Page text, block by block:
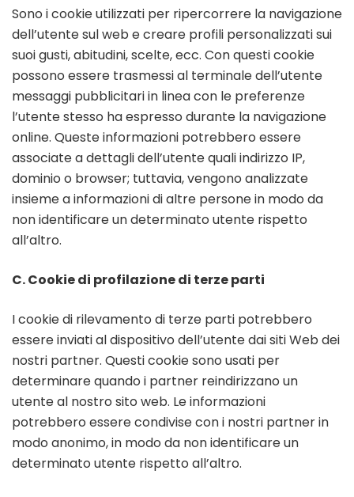
Sono i cookie utilizzati per ripercorrere la navigazione
dell’utente sul web e creare profili personalizzati sui
suoi gusti, abitudini, scelte, ecc. Con questi cookie
possono essere trasmessi al terminale dell’utente
messaggi pubblicitari in linea con le preferenze
l’utente stesso ha espresso durante la navigazione
online. Queste informazioni potrebbero essere
associate a dettagli dell’utente quali indirizzo IP,
dominio o browser; tuttavia, vengono analizzate
insieme a informazioni di altre persone in modo da
non identificare un determinato utente rispetto
all’altro.
C. Cookie di profilazione di terze parti
I cookie di rilevamento di terze parti potrebbero
essere inviati al dispositivo dell’utente dai siti Web dei
nostri partner. Questi cookie sono usati per
determinare quando i partner reindirizzano un
utente al nostro sito web. Le informazioni
potrebbero essere condivise con i nostri partner in
modo anonimo, in modo da non identificare un
determinato utente rispetto all’altro.